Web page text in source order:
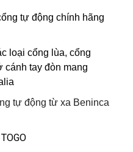
tự động chính hãng
loại cổng lùa, cổng
cánh tay đòn mang
tự động từ xa Beninca